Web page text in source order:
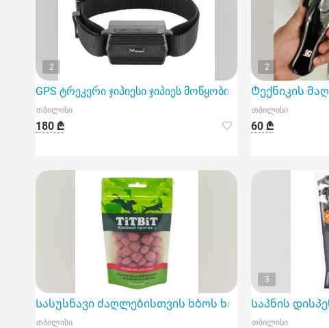
2
GPS ტრეკერი ჯიპიესი ჯიპიეს მოწყობილობა
თბილისი
180 ₾
2
Ტექნიკის
თბილისი
60 ₾
Სასუსნავი ძაღლებისთვის ხბოს ხორცი TitBit 100 გ
თბილისი
3
Საპნის
თბილისი